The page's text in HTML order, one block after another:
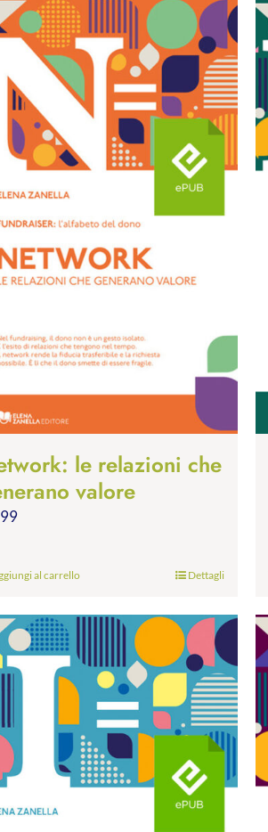
le relazioni che
valore
al carrello Dettagli